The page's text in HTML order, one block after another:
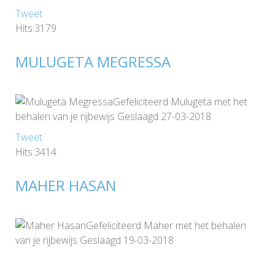
Tweet
Hits:3179
MULUGETA MEGRESSA
Gefeliciteerd Mulugeta met het
behalen van je rijbewijs Geslaagd 27-03-2018
Tweet
Hits:3414
MAHER HASAN
Gefeliciteerd Maher met het behalen
van je rijbewijs Geslaagd 19-03-2018